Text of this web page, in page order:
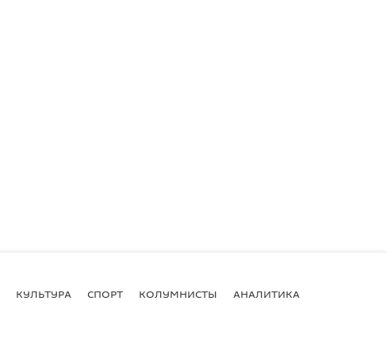
КУЛЬТУРА СПОРТ КОЛУМНИСТЫ АНАЛИТИКА